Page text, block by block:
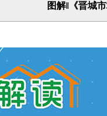
图解‖《晋城